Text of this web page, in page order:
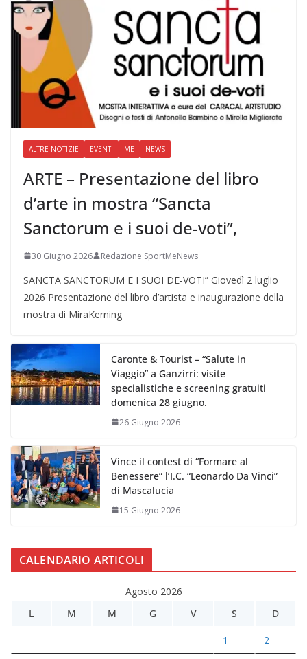
ALTRE NOTIZIE EVENTI ME NEWS
ARTE – Presentazione del libro
d’arte in mostra “Sancta
Sanctorum e i suoi de-voti”,
30 Giugno 2026 Redazione SportMeNews
SANCTA SANCTORUM E I SUOI DE-VOTI” Giovedì 2 luglio
2026 Presentazione del libro d’artista e inaugurazione della
mostra di MiraKerning
Caronte & Tourist – “Salute in
Viaggio” a Ganzirri: visite
specialistiche e screening gratuiti
domenica 28 giugno.
26 Giugno 2026
Vince il contest di “Formare al
Benessere” l’I.C. “Leonardo Da Vinci”
di Mascalucia
15 Giugno 2026
CALENDARIO ARTICOLI
Agosto 2026
L
M M G V S D
1 2